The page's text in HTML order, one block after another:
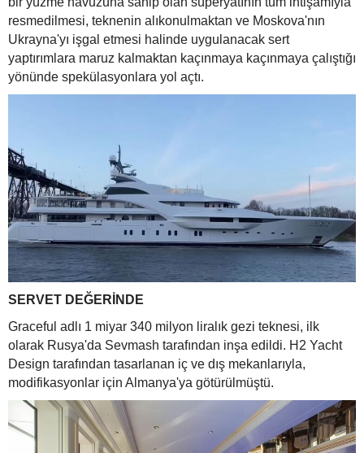
resmedilmesi, teknenin alıkonulmaktan ve Moskova'nın
Ukrayna'yı işgal etmesi halinde uygulanacak sert
yaptırımlara maruz kalmaktan kaçınmaya kaçınmaya çalıştığı
yönünde spekülasyonlara yol açtı.
SERVET DEĞERİNDE
Graceful adlı 1 miyar 340 milyon liralık gezi teknesi, ilk
olarak Rusya'da Sevmash tarafından inşa edildi. H2 Yacht
Design tarafından tasarlanan iç ve dış mekanlarıyla,
modifikasyonlar için Almanya'ya götürülmüştü.